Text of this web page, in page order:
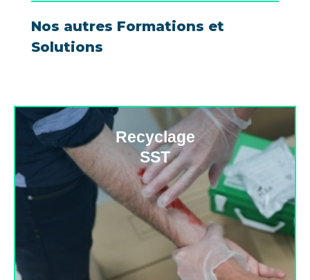
Nos autres Formations et
Solutions
Recyclage
SST